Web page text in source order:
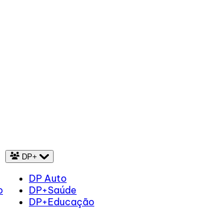
DP+
DP Auto
DP+Saúde
DP+Educação